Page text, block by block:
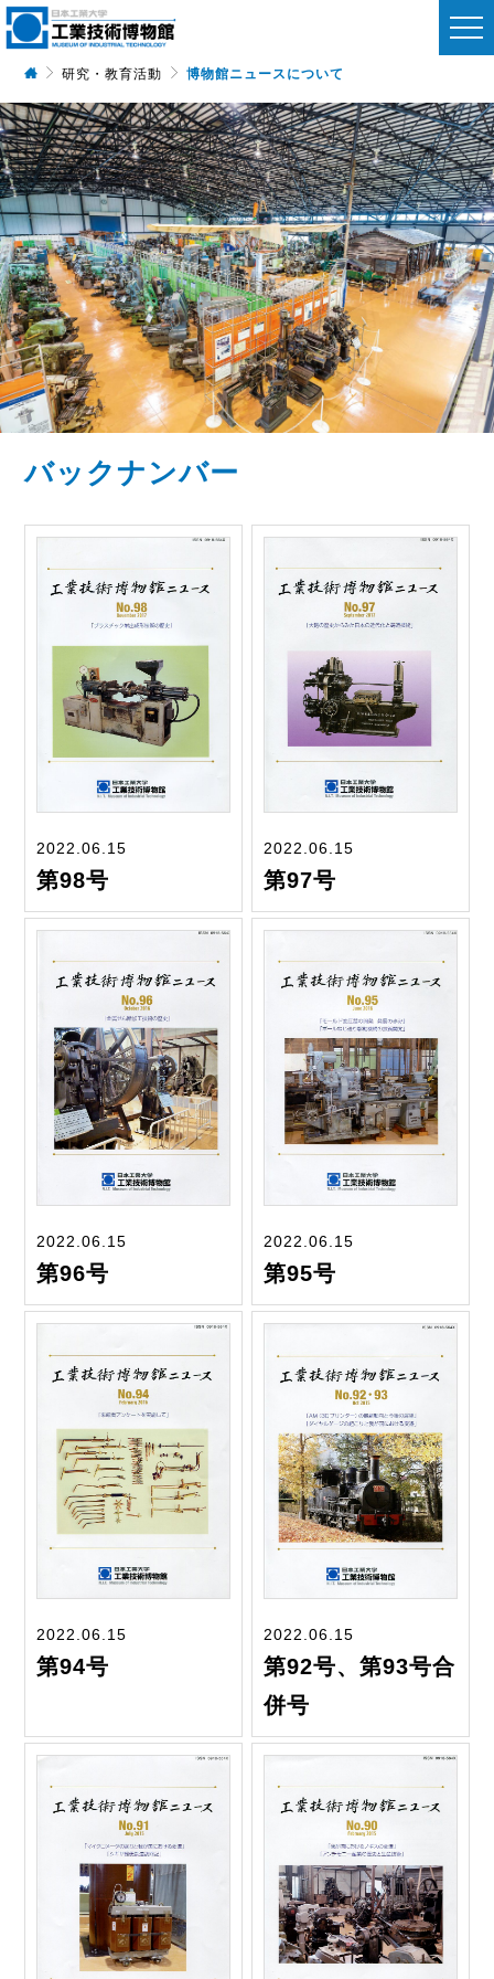
研究・教育活動 博物館ニュースについて
バックナンバー
2022.06.15
第98号
2022.06.15
第97号
2022.06.15
第96号
2022.06.15
第95号
2022.06.15
第94号
2022.06.15
第92号、第93号合
併号